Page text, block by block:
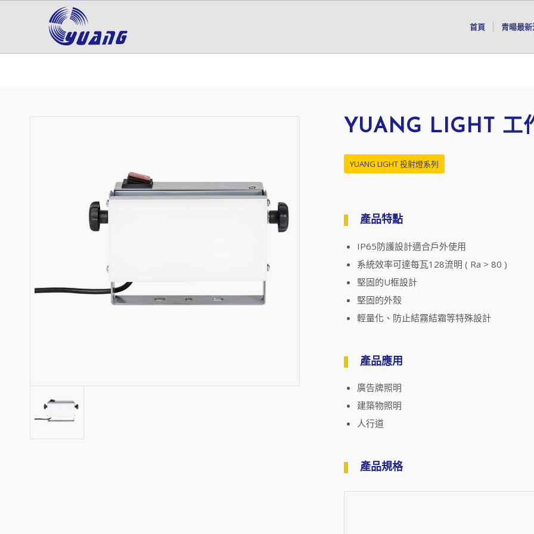
首頁 青暘最
YUANG LIGHT 工
YUANG LIGHT 投射燈系列
產品特點
IP65防護設計適合戶外使用
系統效率可達每瓦128流明 ( Ra > 80 )
堅固的U框設計
堅固的外殼
輕量化、防止結霧結霜等特殊設計
產品應用
廣告牌照明
建築物照明
人行道
產品規格